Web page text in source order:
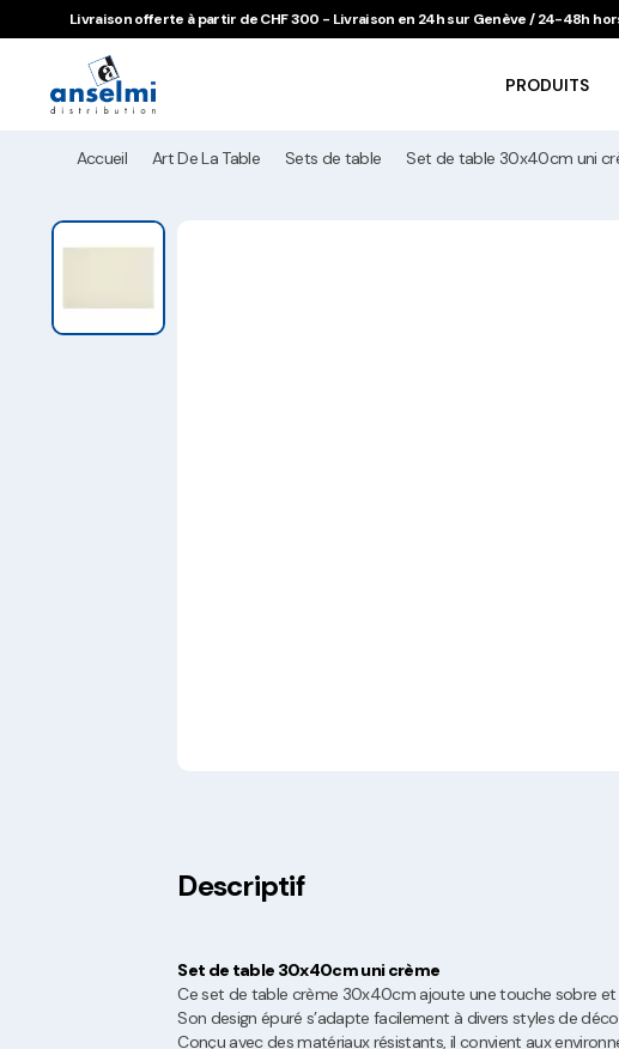
Aller au contenu
Aller à la navigation principale
Livraison offerte à partir de CHF 300 - Livraison en 24h sur Genève / 24-48h
PRODUITS
Accueil Art De La Table Sets de table Set de table 30x40cm uni
Descriptif
Set de table 30x40cm uni crème
Ce set de table crème 30x40cm ajoute une touche sobre et
Son design épuré s’adapte facilement à divers styles de
Conçu avec des matériaux résistants, il convient aux